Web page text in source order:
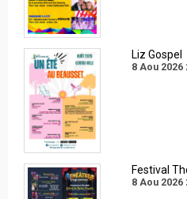
Liz Gospel
8 Aou 2026
Festival
8 Aou 2026